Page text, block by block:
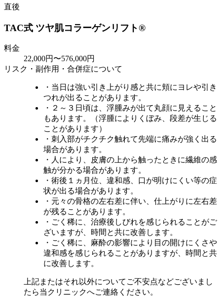
直後
TAC式 ツヤ肌コラーゲンリフト®
料金
22,000円〜576,000円
リスク・副作用・合併症について
・当日は強い引き上がり感と共に頬にヨレや引き
つれが出ることがあります。
・２～３日頃は、浮腫みが出て丸顔に見えること
もあります。（浮腫によりくぼみ、段差が生じる
ことがあります）
・刺入部がチクチク触れて先端に痛みが強く出る
場合があります。
・人により、皮膚の上から触ったときに繊維の感
触が分かる場合があります。
・術後１ヵ月位、違和感、口が明けにくい等の症
状が出る場合があります。
・元々の骨格の左右差に伴い、仕上がりに左右差
が残ることがあります。
・ごく稀に、治療後しびれを感じられることがご
ざいますが、時間と共に改善します。
・ごく稀に、麻酔の影響により目の開けにくさや
違和感を感じられることがありますが、時間と共
に改善します。
上記またはそれ以外についてご不安点などございまし
たら当クリニックへご連絡ください。